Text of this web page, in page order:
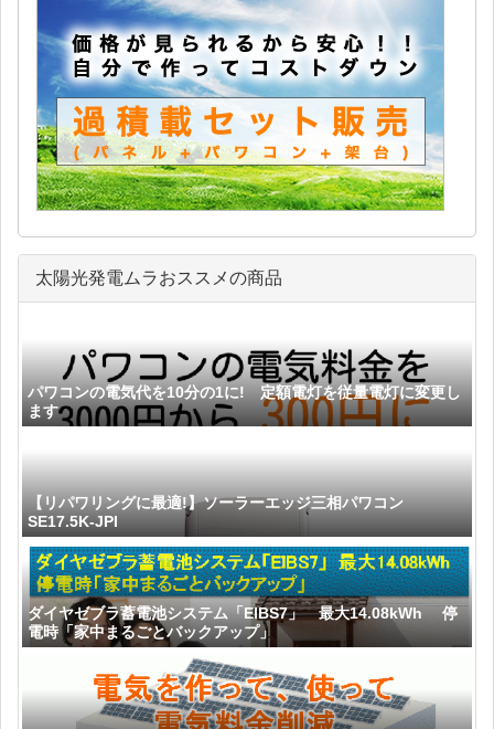
太陽光発電ムラおススメの商品
パワコンの電気代を10分の1に! 定額電灯を従量電灯に変更し
ます
【リパワリングに最適!】ソーラーエッジ三相パワコン
SE17.5K-JPI
ダイヤゼブラ蓄電池システム「EIBS7」 最大14.08kWh 停
電時「家中まるごとバックアップ」